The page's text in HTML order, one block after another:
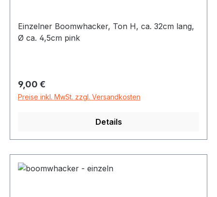
Einzelner Boomwhacker, Ton H, ca. 32cm lang,
Ø ca. 4,5cm pink
Regulärer Preis:
9,00 €
Preise inkl. MwSt. zzgl. Versandkosten
Details